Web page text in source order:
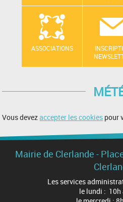
ASSOCIATIONS
Vous devezaccepter les cookies pour
Mairie de Clerlande -
Les services
le lundi : 10h